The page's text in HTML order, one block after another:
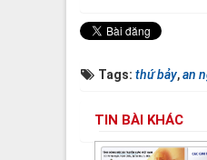
Tags: thứ bảy,an
TIN BÀI KHÁC